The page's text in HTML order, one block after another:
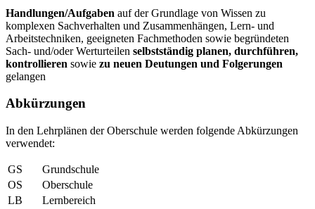
Handlungen/Aufgaben auf der Grundlage von Wissen zu
komplexen Sachverhalten und Zusammenhängen, Lern- und
Arbeitstechniken, geeigneten Fachmethoden sowie begründeten
Sach- und/oder Werturteilen selbstständig planen, durchführen,
kontrollieren sowie zu neuen Deutungen und Folgerungen
gelangen
Abkürzungen
In den Lehrplänen der Oberschule werden folgende Abkürzungen
verwendet:
GS
Grundschule
OS
Oberschule
LB
Lernbereich